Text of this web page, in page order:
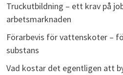
Truckutbildning – ett krav på
arbetsmarknaden
Förarbevis för vattenskoter –
substans
Vad kostar det egentligen att